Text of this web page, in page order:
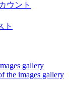
ウント
ト
gallery
the images gallery